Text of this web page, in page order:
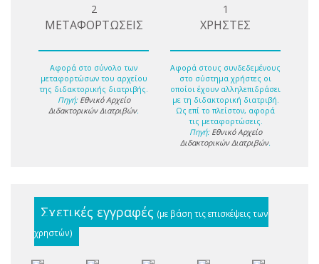
2
ΜΕΤΑΦΟΡΤΩΣΕΙΣ
Αφορά στο σύνολο των
μεταφορτώσων του αρχείου
της διδακτορικής διατριβής.
Πηγή: Εθνικό Αρχείο
Διδακτορικών Διατριβών.
1
ΧΡΗΣΤΕΣ
Αφορά στους συνδεδεμένους
στο σύστημα χρήστες οι
οποίοι έχουν αλληλεπιδράσει
με τη διδακτορική διατριβή.
Ως επί το πλείστον, αφορά
τις μεταφορτώσεις.
Πηγή: Εθνικό Αρχείο
Διδακτορικών Διατριβών.
Σχετικές εγγραφές (με βάση τις επισκέψεις των
χρηστών)